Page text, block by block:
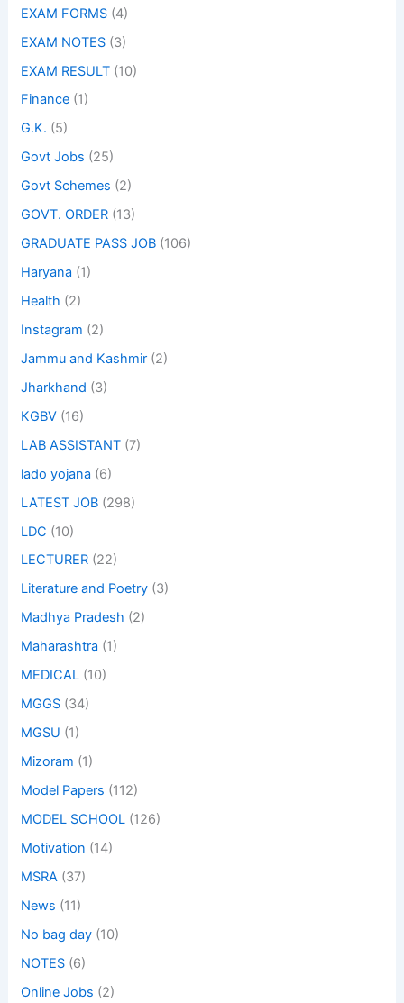
EXAM FORMS (4)
EXAM NOTES (3)
EXAM RESULT (10)
Finance (1)
G.K. (5)
Govt Jobs (25)
Govt Schemes (2)
GOVT. ORDER (13)
GRADUATE PASS JOB (106)
Haryana (1)
Health (2)
Instagram (2)
Jammu and Kashmir (2)
Jharkhand (3)
KGBV (16)
LAB ASSISTANT (7)
lado yojana (6)
LATEST JOB (298)
LDC (10)
LECTURER (22)
Literature and Poetry (3)
Madhya Pradesh (2)
Maharashtra (1)
MEDICAL (10)
MGGS (34)
MGSU (1)
Mizoram (1)
Model Papers (112)
MODEL SCHOOL (126)
Motivation (14)
MSRA (37)
News (11)
No bag day (10)
NOTES (6)
Online Jobs (2)